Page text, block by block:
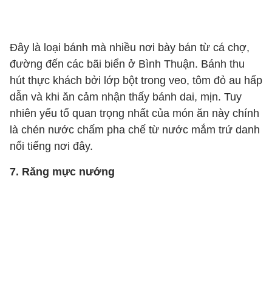
Đây là loại bánh mà nhiều nơi bày bán từ cá chợ,
đường đến các bãi biển ở Bình Thuận. Bánh thu
hút thực khách bởi lớp bột trong veo, tôm đỏ au hấp
dẫn và khi ăn cảm nhận thấy bánh dai, mịn. Tuy
nhiên yếu tố quan trọng nhất của món ăn này chính
là chén nước chấm pha chế từ nước mắm trứ danh
nổi tiếng nơi đây.
7. Răng mực nướng